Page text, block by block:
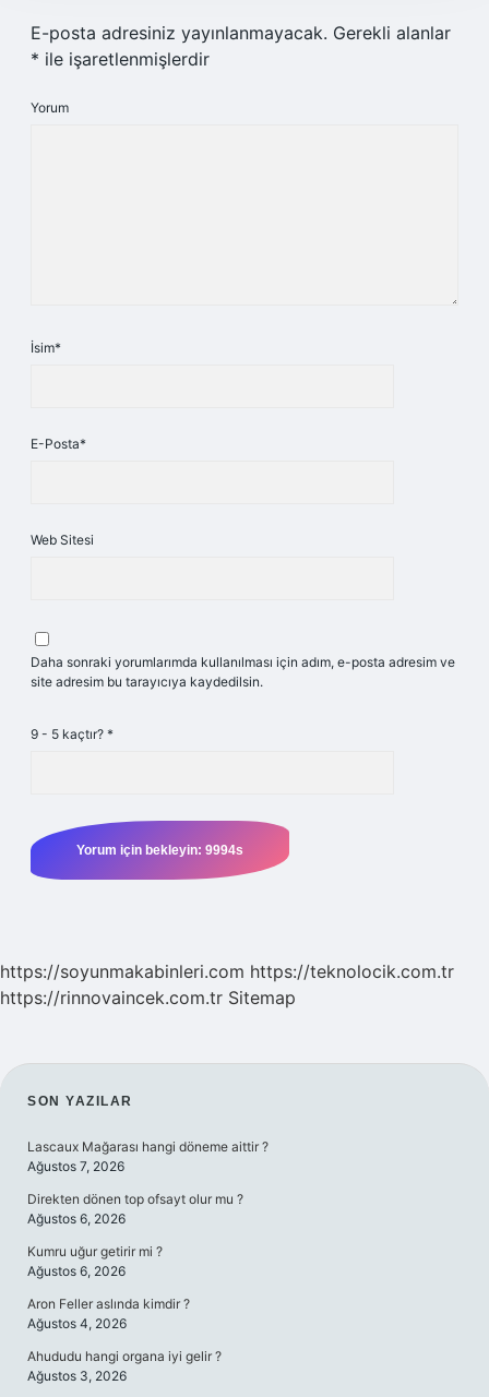
E-posta adresiniz yayınlanmayacak. Gerekli alanlar
* ile işaretlenmişlerdir
Yorum
İsim*
E-Posta*
Web Sitesi
Daha sonraki yorumlarımda kullanılması için adım, e-posta adresim ve
site adresim bu tarayıcıya kaydedilsin.
9 - 5 kaçtır? *
https://soyunmakabinleri.com https://teknolocik.com.tr
https://rinnovaincek.com.tr Sitemap
SIDEBAR
SON YAZILAR
Lascaux Mağarası hangi döneme aittir ?
Ağustos 7, 2026
Direkten dönen top ofsayt olur mu ?
Ağustos 6, 2026
Kumru uğur getirir mi ?
Ağustos 6, 2026
Aron Feller aslında kimdir ?
Ağustos 4, 2026
Ahududu hangi organa iyi gelir ?
Ağustos 3, 2026